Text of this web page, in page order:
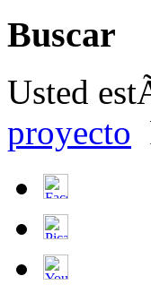
Buscar
Usted
proyecto